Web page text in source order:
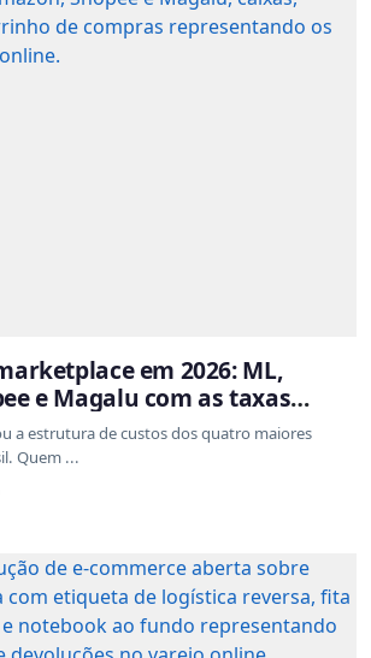
em 2026: ML,
e Magalu com as taxas
a estrutura de custos dos quatro maiores
Quem ...